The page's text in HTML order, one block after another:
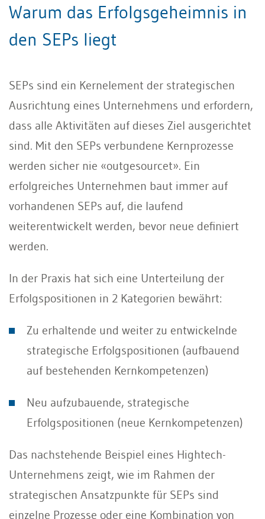
Warum das Erfolgsgeheimnis in
den SEPs liegt
SEPs sind ein Kernelement der strategischen
Ausrichtung eines Unternehmens und erfordern,
dass alle Aktivitäten auf dieses Ziel ausgerichtet
sind. Mit den SEPs verbundene Kernprozesse
werden sicher nie «outgesourcet». Ein
erfolgreiches Unternehmen baut immer auf
vorhandenen SEPs auf, die laufend
weiterentwickelt werden, bevor neue deﬁniert
werden.
In der Praxis hat sich eine Unterteilung der
Erfolgspositionen in 2 Kategorien bewährt:
Zu erhaltende und weiter zu entwickelnde
strategische Erfolgspositionen (aufbauend
auf bestehenden Kernkompetenzen)
Neu aufzubauende, strategische
Erfolgspositionen (neue Kernkompetenzen)
Das nachstehende Beispiel eines Hightech-
Unternehmens zeigt, wie im Rahmen der
strategischen Ansatzpunkte für SEPs sind
einzelne Prozesse oder eine Kombination von